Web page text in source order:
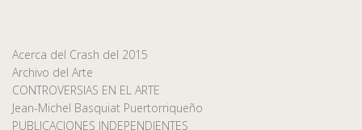
Acerca del Crash del 2015
Archivo del Arte
CONTROVERSIAS EN EL ARTE
Jean-Michel Basquiat Puertorriqueño
PUBLICACIONES INDEPENDIENTES